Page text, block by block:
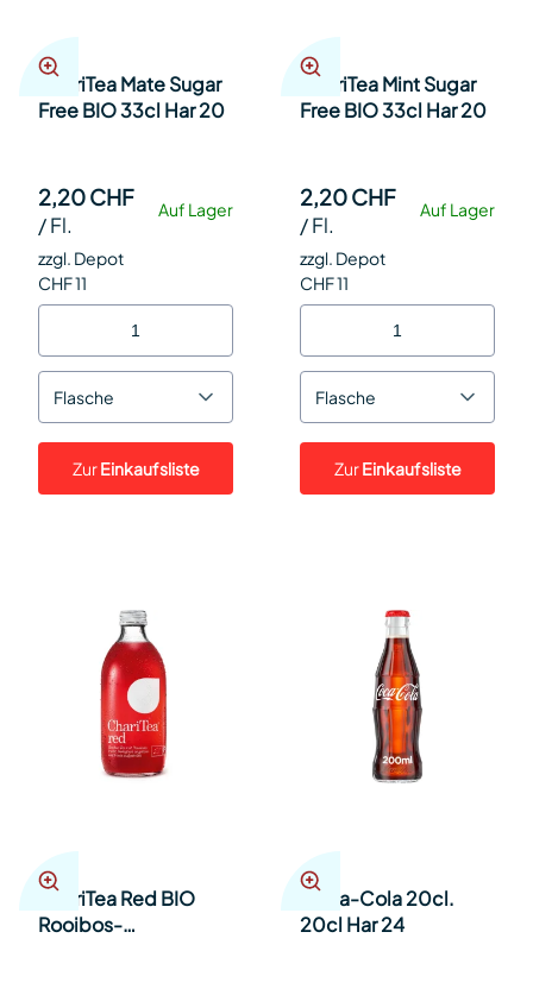
ChariTea Mate Sugar
Free BIO 33cl Har 20
Auf Lager
2,20 CHF
/Fl.
zzgl. Depot
CHF 11
Flasche
ZurEinkaufsliste
ChariTea Mint Sugar
Free BIO 33cl Har 20
Auf Lager
2,20 CHF
/Fl.
zzgl. Depot
CHF 11
Flasche
ZurEinkaufsliste
ChariTea Red BIO
Rooibos-
Coca-Cola 20cl.
20cl Har 24